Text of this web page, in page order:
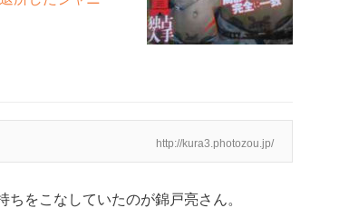
http://kura3.photozou.jp/
をこなしていたのが錦戸亮さん。